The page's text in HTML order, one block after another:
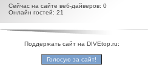
Сейчас на сайте веб-дайверов: 0
Онлайн гостей: 21
Поддержать сайт на DIVEtop.ru: